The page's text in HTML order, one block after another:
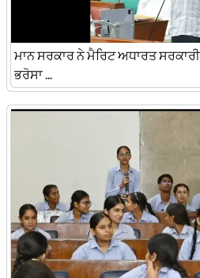
ਮਾਨ ਸਰਕਾਰ ਨੇ ਮੈਰਿਟ ਅਧਾਰਤ ਸਰਕਾਰੀ
ਭਰੋਸਾ ...